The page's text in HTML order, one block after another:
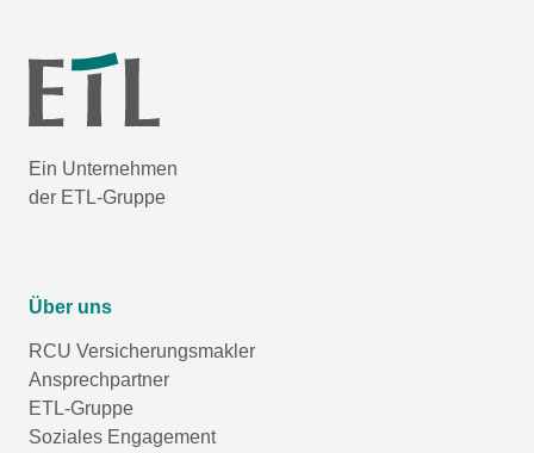
Ein Unternehmen
der ETL-Gruppe
Über uns
RCU Versicherungsmakler
Ansprechpartner
ETL-Gruppe
Soziales Engagement